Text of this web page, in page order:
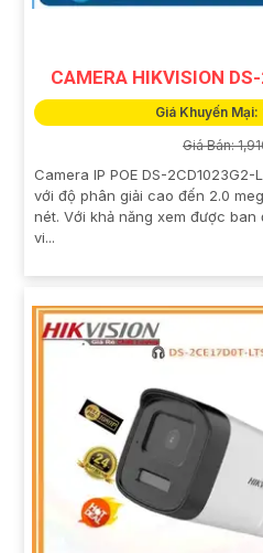
CAMERA HIKVISION
Giá Khuyến
Giá Bán:
Camera IP POE DS-
với độ phân giải cao đến 2.0
nét. Với khả năng xem được
vi...